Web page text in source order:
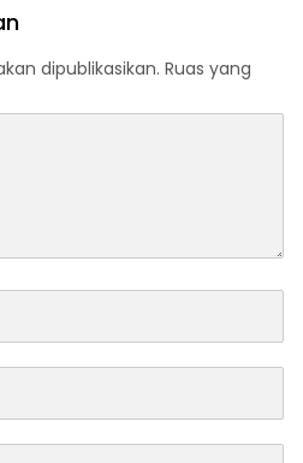
dipublikasikan. Ruas yang